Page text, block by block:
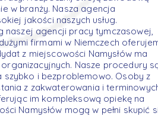
w branży. Nasza agencja
jakości naszych usług.
naszej agencji pracy tymczasowej,
firmami w Niemczech
z miejscowości Namysłów ma
Nasze procedury
i bezproblemowo. Osoby z
z zakwaterowania i
im kompleksową opiekę na
Namysłów mogą w pełni skupić